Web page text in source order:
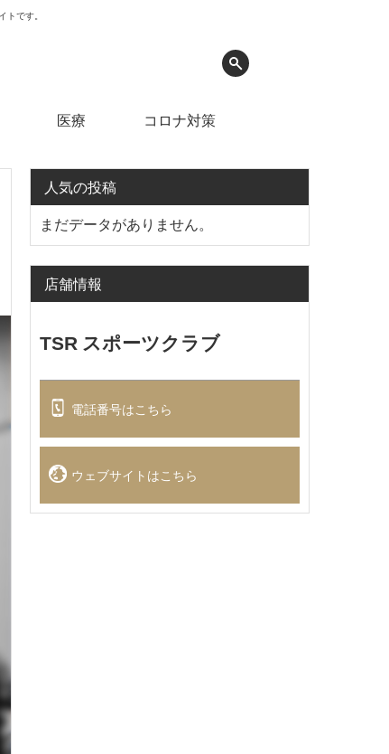
トです。
医療 コロナ対策
人気の投稿
まだデータがありません。
店舗情報
TSR スポーツクラブ
電話番号はこちら
ウェブサイトはこちら